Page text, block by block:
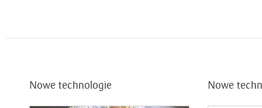
Nowe technologie Nowe